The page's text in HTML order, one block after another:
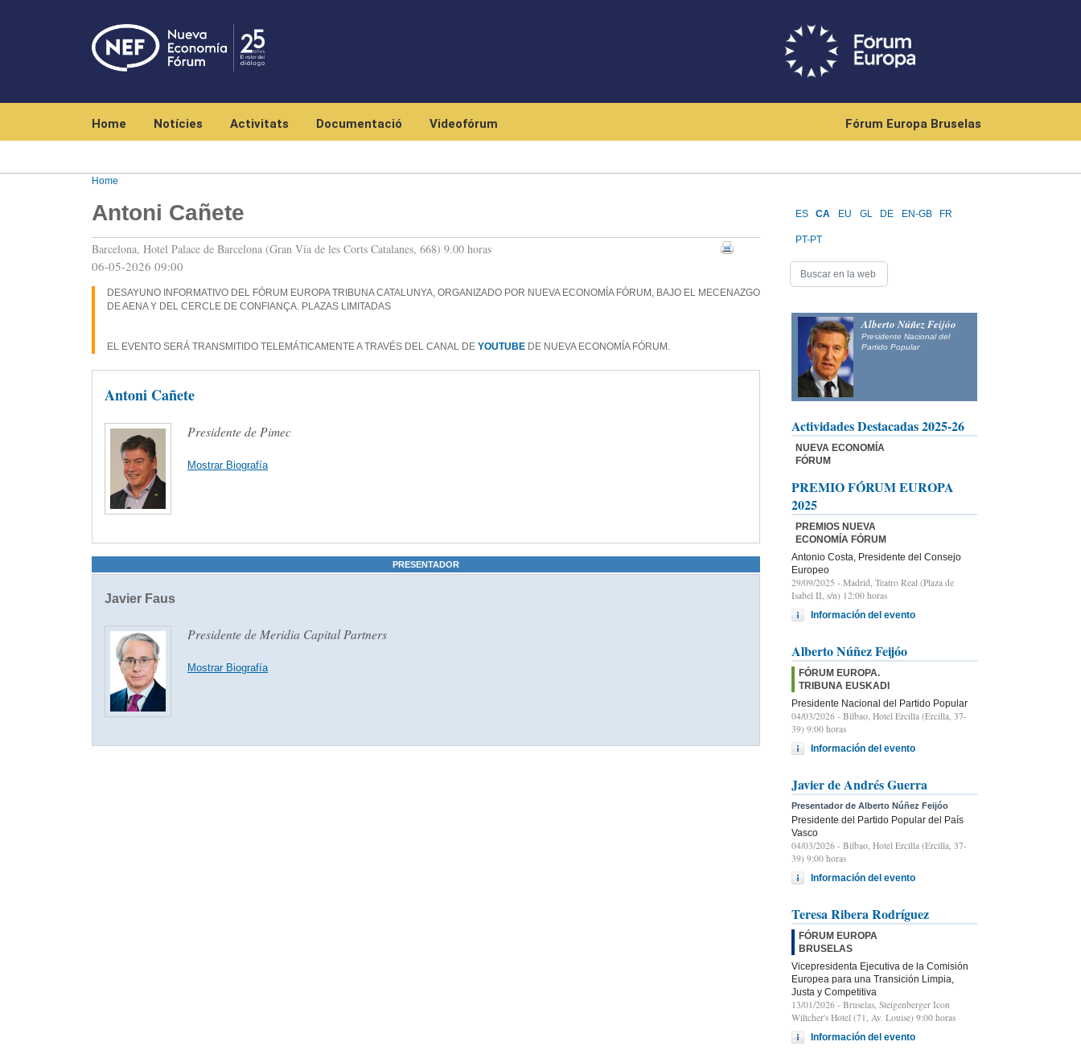
Home Notícies Activitats Documentació Videofórum Fórum Europa Bruselas
Home
Antoni Cañete
Barcelona, Hotel Palace de Barcelona (Gran Vía de les Corts Catalanes, 668) 9.00 horas
06-05-2026 09:00
DESAYUNO INFORMATIVO DEL FÓRUM EUROPA TRIBUNA CATALUNYA, ORGANIZADO POR NUEVA ECONOMÍA FÓRUM, BAJO EL MECENAZGO
DE AENA Y DEL CERCLE DE CONFIANÇA. PLAZAS LIMITADAS
EL EVENTO SERÁ TRANSMITIDO TELEMÁTICAMENTE A TRAVÉS DEL CANAL DE YOUTUBE DE NUEVA ECONOMÍA FÓRUM.
Antoni Cañete
Presidente de Pimec
Mostrar Biografía
PRESENTADOR
Javier Faus
Presidente de Meridia Capital Partners
Mostrar Biografía
ES CA EU GL DE EN-GB FR
PT-PT
Alberto Núñez Feijóo
Presidente Nacional del
Partido Popular
Actividades Destacadas 2025-26
NUEVA ECONOMÍA
FÓRUM
PREMIO FÓRUM EUROPA
2025
PREMIOS NUEVA
ECONOMÍA FÓRUM
Antonio Costa, Presidente del Consejo
Europeo
29/09/2025 - Madrid, Teatro Real (Plaza de
Isabel II, s/n) 12:00 horas
Información del evento
Alberto Núñez Feijóo
FÓRUM EUROPA.
TRIBUNA EUSKADI
Presidente Nacional del Partido Popular
04/03/2026 - Bilbao, Hotel Ercilla (Ercilla, 37-
39) 9:00 horas
Información del evento
Javier de Andrés Guerra
Presentador de Alberto Núñez Feijóo
Presidente del Partido Popular del País
Vasco
04/03/2026 - Bilbao, Hotel Ercilla (Ercilla, 37-
39) 9:00 horas
Información del evento
Teresa Ribera Rodríguez
FÓRUM EUROPA
BRUSELAS
Vicepresidenta Ejecutiva de la Comisión
Europea para una Transición Limpia,
Justa y Competitiva
13/01/2026 - Bruselas, Steigenberger Icon
Wiltcher's Hotel (71, Av. Louise) 9:00 horas
Información del evento